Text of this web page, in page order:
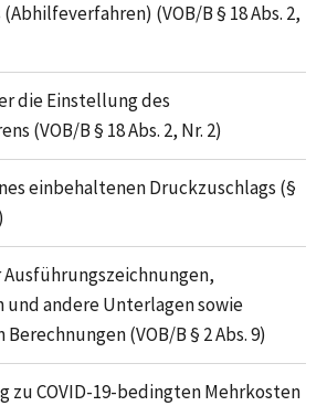
(VOB/B § 18 Abs. 2,
die Einstellung des
(VOB/B § 18 Abs. 2, Nr. 2)
einbehaltenen Druckzuschlags (§
und andere Unterlagen sowie
(VOB/B § 2 Abs. 9)
zu COVID-19-bedingten Mehrkosten